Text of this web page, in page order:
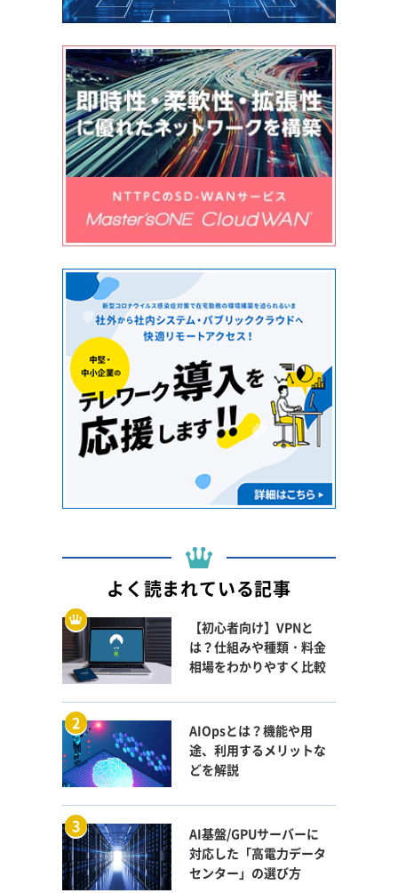
よく読まれている記事
【初心者向け】VPNと
は？仕組みや種類・料金
相場をわかりやすく比較
AIOpsとは？機能や用
途、利用するメリットな
どを解説
AI基盤/GPUサーバーに
対応した「高電力データ
センター」の選び方